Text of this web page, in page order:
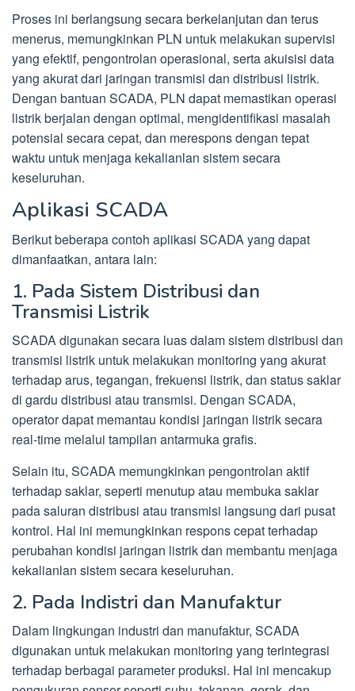
Proses ini berlangsung secara berkelanjutan dan terus
menerus, memungkinkan PLN untuk melakukan supervisi
yang efektif, pengontrolan operasional, serta akuisisi data
yang akurat dari jaringan transmisi dan distribusi listrik.
Dengan bantuan SCADA, PLN dapat memastikan operasi
listrik berjalan dengan optimal, mengidentifikasi masalah
potensial secara cepat, dan merespons dengan tepat
waktu untuk menjaga kekalianlan sistem secara
keseluruhan.
Aplikasi SCADA
Berikut beberapa contoh aplikasi SCADA yang dapat
dimanfaatkan, antara lain:
1. Pada Sistem Distribusi dan
Transmisi Listrik
SCADA digunakan secara luas dalam sistem distribusi dan
transmisi listrik untuk melakukan monitoring yang akurat
terhadap arus, tegangan, frekuensi listrik, dan status saklar
di gardu distribusi atau transmisi. Dengan SCADA,
operator dapat memantau kondisi jaringan listrik secara
real-time melalui tampilan antarmuka grafis.
Selain itu, SCADA memungkinkan pengontrolan aktif
terhadap saklar, seperti menutup atau membuka saklar
pada saluran distribusi atau transmisi langsung dari pusat
kontrol. Hal ini memungkinkan respons cepat terhadap
perubahan kondisi jaringan listrik dan membantu menjaga
kekalianlan sistem secara keseluruhan.
2. Pada Indistri dan Manufaktur
Dalam lingkungan industri dan manufaktur, SCADA
digunakan untuk melakukan monitoring yang terintegrasi
terhadap berbagai parameter produksi. Hal ini mencakup